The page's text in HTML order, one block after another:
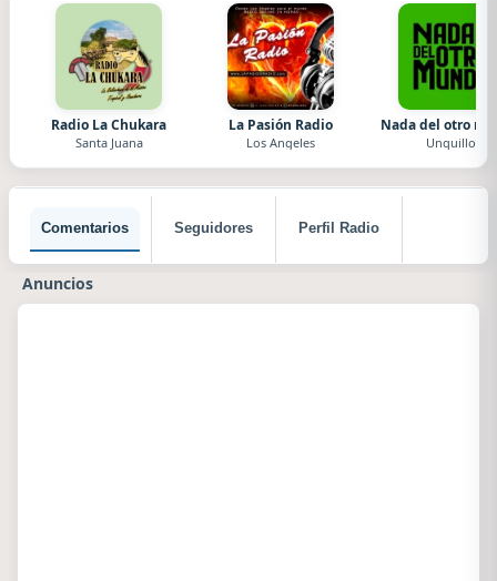
Radio La Chukara
Santa Juana
La Pasión Radio
Los Angeles
Nada del otro
Unquillo
Comentarios Seguidores Perfil Radio
Anuncios